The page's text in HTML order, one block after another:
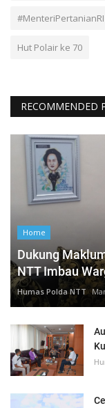
#MenteriPertanianRI
Hut Polair ke 70
RECOMMENDED
Home
Dukung
NTT Imbau
Humas Polda NTT